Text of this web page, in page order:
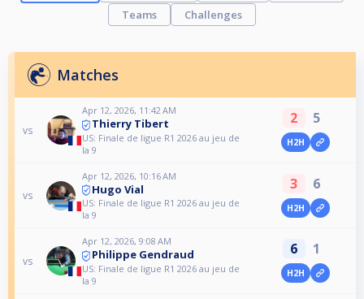
Teams
Challenges
Matches
vs
Apr 12, 2026, 11:42 AM
Thierry Tibert
US: Finale de ligue R1 2026 au jeu de
la 9
2 5
H2H
vs
Apr 12, 2026, 10:16 AM
Hugo Vial
US: Finale de ligue R1 2026 au jeu de
la 9
3 6
H2H
vs
Apr 12, 2026, 9:08 AM
Philippe Gendraud
US: Finale de ligue R1 2026 au jeu de
la 9
6 1
H2H